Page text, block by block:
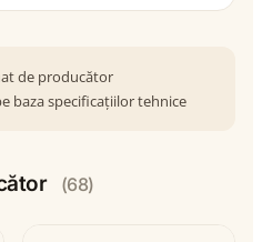
de producător
baza specificațiilor tehnice
(68)